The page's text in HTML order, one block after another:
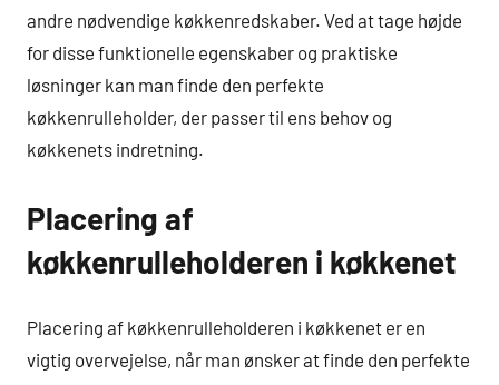
andre nødvendige køkkenredskaber. Ved at tage højde
for disse funktionelle egenskaber og praktiske
løsninger kan man finde den perfekte
køkkenrulleholder, der passer til ens behov og
køkkenets indretning.
Placering af
køkkenrulleholderen i køkkenet
Placering af køkkenrulleholderen i køkkenet er en
vigtig overvejelse, når man ønsker at finde den perfekte